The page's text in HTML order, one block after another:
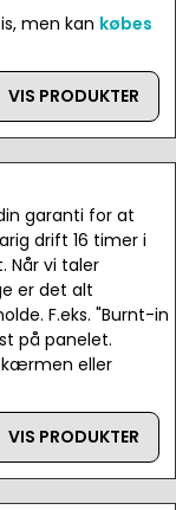
men kan købes
VIS PRODUKTER
garanti for at
drift 16 timer i
Når vi taler
er det alt
F.eks. "Burnt-in
på panelet.
eller
VIS PRODUKTER